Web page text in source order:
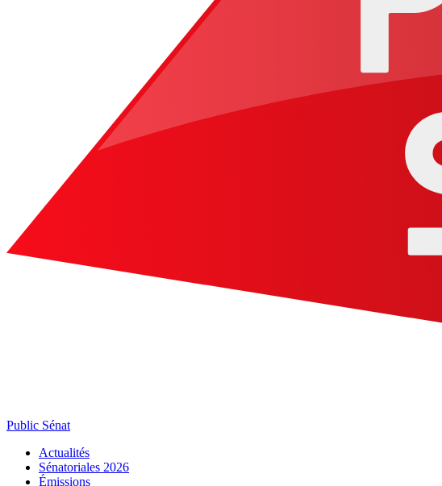
Public Sénat
Actualités
Sénatoriales 2026
Émissions